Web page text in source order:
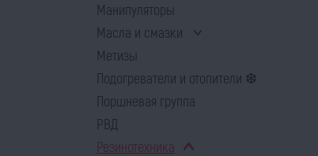
Манипуляторы
Масла и смазки
Метизы
Подогреватели и отопители ❆
Поршневая группа
РВД
Резинотехника